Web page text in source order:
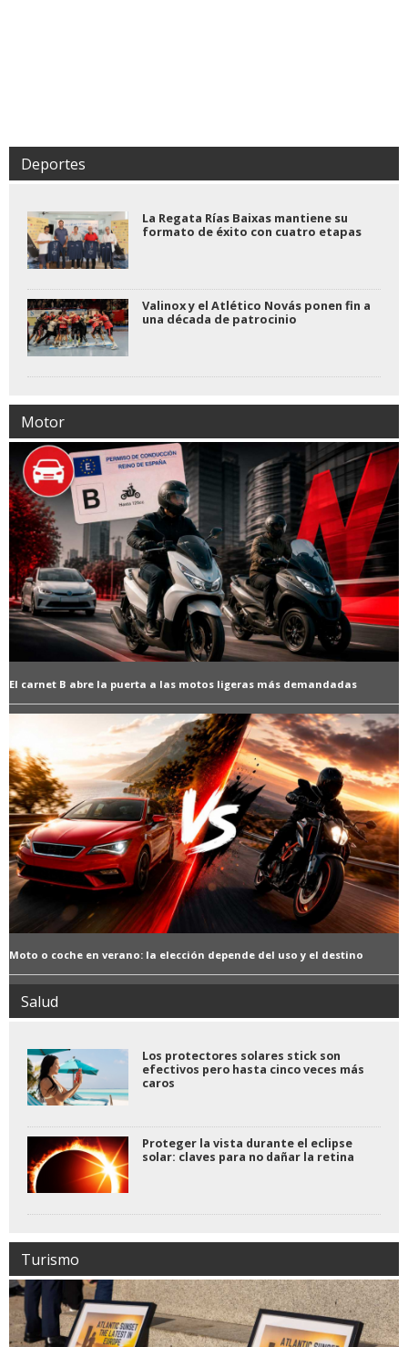
Deportes
La Regata Rías Baixas mantiene su
formato de éxito con cuatro etapas
Valinox y el Atlético Novás ponen fin a
una década de patrocinio
Motor
El carnet B abre la puerta a las motos ligeras más demandadas
Moto o coche en verano: la elección depende del uso y el destino
Salud
Los protectores solares stick son
efectivos pero hasta cinco veces más
caros
Proteger la vista durante el eclipse
solar: claves para no dañar la retina
Turismo